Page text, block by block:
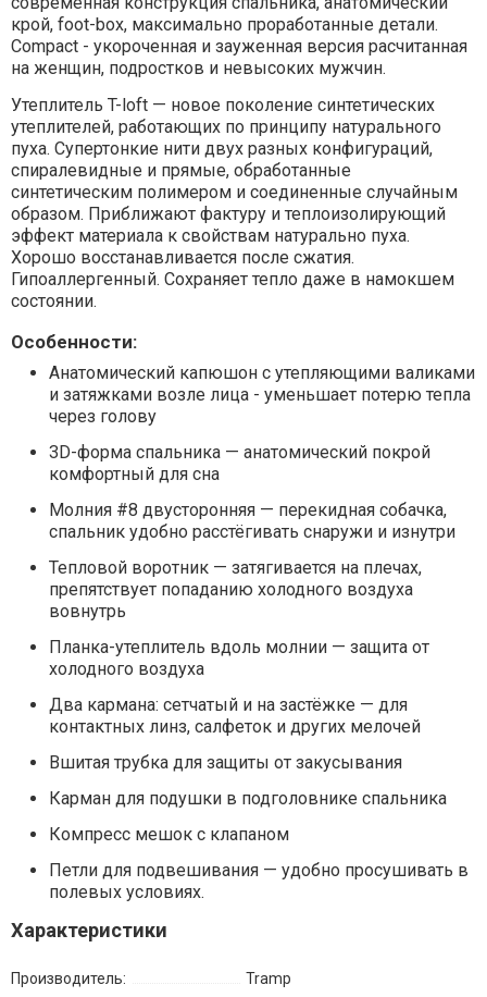
крой, foot-box, максимально проработанные детали.
Compact - укороченная и зауженная версия расчитанная
на женщин, подростков и невысоких мужчин.
Утеплитель T-loft — новое поколение синтетических
утеплителей, работающих по принципу натурального
пуха. Супертонкие нити двух разных конфигураций,
спиралевидные и прямые, обработанные
синтетическим полимером и соединенные случайным
образом. Приближают фактуру и теплоизолирующий
эффект материала к свойствам натурально пуха.
Хорошо восстанавливается после сжатия.
Гипоаллергенный. Сохраняет тепло даже в намокшем
состоянии.
Особенности:
Анатомический капюшон с утепляющими валиками
и затяжками возле лица - уменьшает потерю тепла
через голову
3D-форма спальника — анатомический покрой
комфортный для сна
Молния #8 двусторонняя — перекидная собачка,
спальник удобно расстёгивать снаружи и изнутри
Тепловой воротник — затягивается на плечах,
препятствует попаданию холодного воздуха
вовнутрь
Планка-утеплитель вдоль молнии — защита от
холодного воздуха
Два кармана: сетчатый и на застёжке — для
контактных линз, салфеток и других мелочей
Вшитая трубка для защиты от закусывания
Карман для подушки в подголовнике спальника
Компресс мешок с клапаном
Петли для подвешивания — удобно просушивать в
полевых условиях.
Характеристики
Производитель:
Tramp